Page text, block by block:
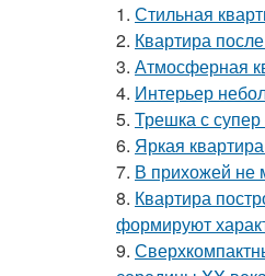
1. Стильная
2. Квартира
3. Атмосферная
4. Интерьер
5. Трешка с
6. Яркая
7. В прихожей не
8. Квартира
формируют
9.